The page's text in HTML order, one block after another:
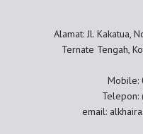
Alamat: Jl. Kakatua,
Ternate Tengah,
Mobile:
email: